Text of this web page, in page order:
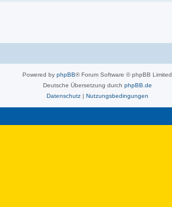
Powered by phpBB® Forum Software © phpBB Limited
Deutsche Übersetzung durch phpBB.de
Datenschutz| Nutzungsbedingungen